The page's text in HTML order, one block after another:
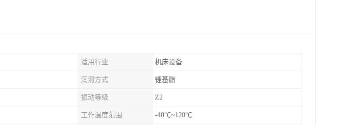
适用行业 机床设备
润滑方式 锂基脂
振动等级 Z2
工作温度范围 -40℃~120℃